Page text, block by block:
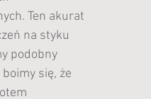
Ten akurat
na styku
podobny
się, że